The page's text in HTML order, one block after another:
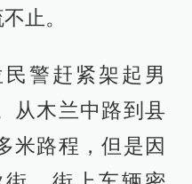
止。
警赶紧架起男
从木兰中路到县
米路程，但是因